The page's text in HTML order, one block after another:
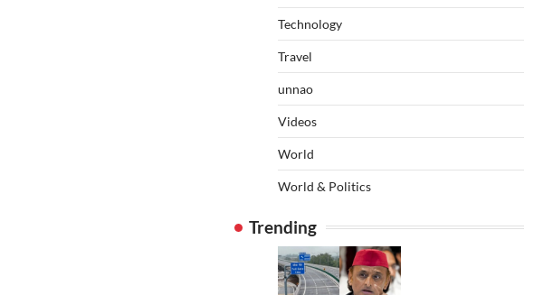
Technology
Travel
unnao
Videos
World
World & Politics
Trending